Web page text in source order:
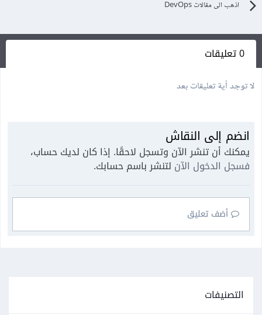
اذهب الى مقالات DevOps
0 تعليقات
لا توجد أية تعليقات بعد
انضم إلى النقاش
يمكنك أن تنشر الآن وتسجل لاحقًا. إذا كان لديك حساب،
فسجل الدخول الآن لتنشر باسم حسابك.
أضف تعليق
التصنيفات